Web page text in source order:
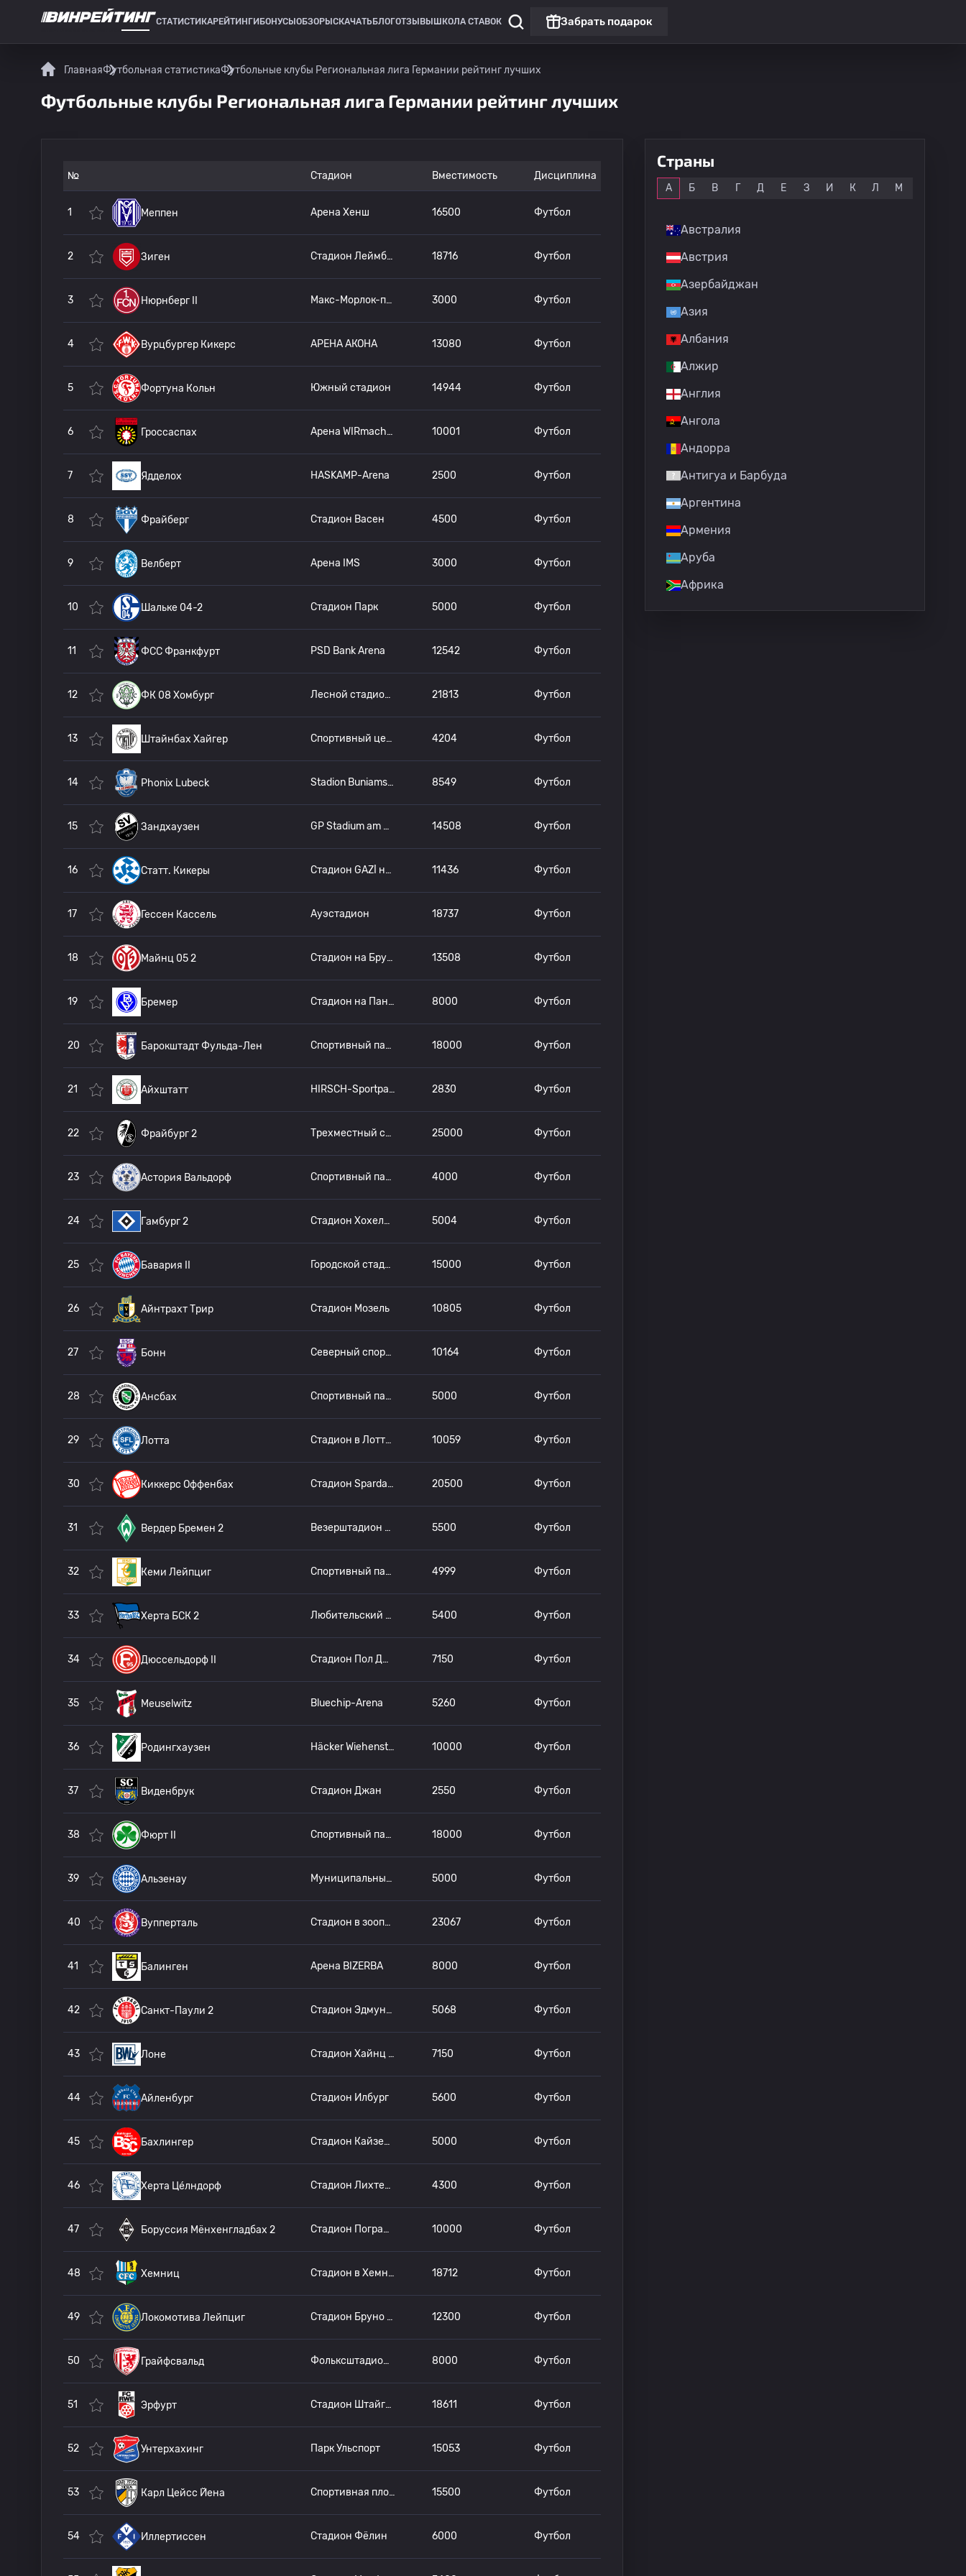
СТАТИСТИКАРЕЙТИНГИ БОНУСЫ ОБЗОРЫ СКАЧАТЬ БЛОГОТЗЫВЫ ШКОЛА СТАВОК Забрать подарок
ГлавнаяФутбольная статистикаФутбольные клубы Региональная лига Германии рейтинг лучших
Футбольные клубы Региональная лига Германии рейтинг лучших
№ Стадион Вместимость Дисциплина
1 Меппен Арена Хенш 16500 Футбол
2 Зиген Стадион Леймбах 18716 Футбол
3 Нюрнберг II Макс-Морлок-плац в спортивном парке Вальцнервайхер 3000 Футбол
4 Вурцбургер Кикерс АРЕНА АКОНА 13080 Футбол
5 Фортуна Кольн Южный стадион 14944 Футбол
6 Гроссаспах Арена WIRmachenDRUCK 10001 Футбол
7 Ядделох HASKAMP-Arena 2500 Футбол
8 Фрайберг Стадион Васен 4500 Футбол
9 Велберт Арена IMS 3000 Футбол
10 Шальке 04-2 Стадион Парк 5000 Футбол
11 ФСС Франкфурт PSD Bank Arena 12542 Футбол
12 ФК 08 Хомбург Лесной стадион Хомбург 21813 Футбол
13 Штайнбах Хайгер Спортивный центр СИБРЕ Хаарвасен Хайгер 4204 Футбол
14 Phonix Lubeck Stadion Buniamshof 8549 Футбол
15 Зандхаузен GP Stadium am Hardtwald 14508 Футбол
16 Статт. Кикеры Стадион GAZİ на Вальдау 11436 Футбол
17 Гессен Кассель Ауэстадион 18737 Футбол
18 Майнц 05 2 Стадион на Брухвеге 13508 Футбол
19 Бремер Стадион на Панценберге 8000 Футбол
20 Барокштадт Фульда-Лен Спортивный парк Йоханнисау 18000 Футбол
21 Айхштатт HIRSCH-Sportpark 2830 Футбол
22 Фрайбург 2 Трехместный стадион 25000 Футбол
23 Астория Вальдорф Спортивный парк Дитмара Хоппа 4000 Футбол
24 Гамбург 2 Стадион Хохелуфт 5004 Футбол
25 Бавария II Городской стадион на улице Грюнвальдер-штрассе 15000 Футбол
26 Айнтрахт Трир Стадион Мозель 10805 Футбол
27 Бонн Северный спортивный парк 10164 Футбол
28 Ансбах Спортивный парк имени Ксавера Берча 5000 Футбол
29 Лотта Стадион в Лоттер Кройц 10059 Футбол
30 Киккерс Оффенбах Стадион Sparda Bank Hessen 20500 Футбол
31 Вердер Бремен 2 Везерштадион место 11 5500 Футбол
32 Кеми Лейпциг Спортивный парк Альфред-Кунзе 4999 Футбол
33 Херта БСК 2 Любительский стадион Олимпиапарк 5400 Футбол
34 Дюссельдорф II Стадион Пол Джейнс 7150 Футбол
35 Meuselwitz Bluechip-Arena 5260 Футбол
36 Родингхаузен Häcker Wiehenstadion 10000 Футбол
37 Виденбрук Стадион Джан 2550 Футбол
38 Фюрт II Спортивный парк Ронхоф Томас Зоммер 18000 Футбол
39 Альзенау Муниципальный стадион в спортивном центре Prischoß 5000 Футбол
40 Вупперталь Стадион в зоопарке 23067 Футбол
41 Балинген Арена BIZERBA 8000 Футбол
42 Санкт-Паули 2 Стадион Эдмунда Пламбека 5068 Футбол
43 Лоне Стадион Хайнц Деттмер 7150 Футбол
44 Айленбург Стадион Илбург 5600 Футбол
45 Бахлингер Стадион Кайзерштуль 5000 Футбол
46 Херта Це́лндорф Стадион Лихтерфельде 4300 Футбол
47 Боруссия Мёнхенгладбах 2 Стадион Пограничный 10000 Футбол
48 Хемниц Стадион в Хемнице 18712 Футбол
49 Локомотива Лейпциг Стадион Бруно Плаче 12300 Футбол
50 Грайфсвальд Фольксштадион Грайфсвальд 8000 Футбол
51 Эрфурт Стадион Штайгервальд 18611 Футбол
52 Унтерхахинг Парк Ульспорт 15053 Футбол
53 Карл Цейсс Йена Спортивная площадка Эрнста Аббе 15500 Футбол
54 Иллертиссен Стадион Фёлин 6000 Футбол
Страны
А Б В Г Д Е З И К Л М
Австралия
Австрия
Азербайджан
Азия
Албания
Алжир
Англия
Ангола
Андорра
Антигуа и Барбуда
Аргентина
Армения
Аруба
Африка